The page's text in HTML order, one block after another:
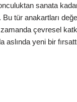
sanata
Bu tür anakartları
çevresel
aslında yeni bir